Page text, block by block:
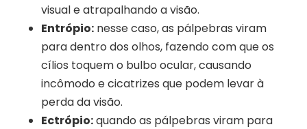
visual e atrapalhando a visão.
Entrópio: nesse caso, as pálpebras viram
para dentro dos olhos, fazendo com que os
cílios toquem o bulbo ocular, causando
incômodo e cicatrizes que podem levar à
perda da visão.
Ectrópio:quando as pálpebras viram para